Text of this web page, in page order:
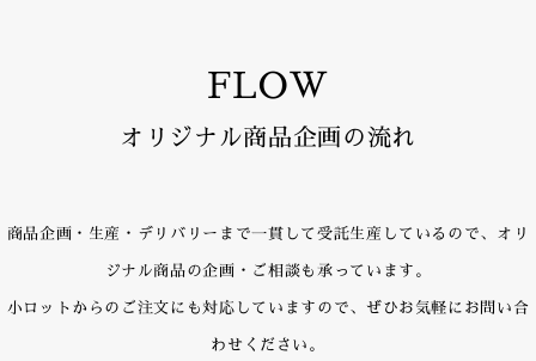
FLOW
オリジナル商品企画の流れ
商品企画・生産・デリバリーまで一貫して受託生産しているので、オリ
ジナル商品の企画・ご相談も承っています。
小ロットからのご注文にも対応していますので、ぜひお気軽にお問い合
わせください。